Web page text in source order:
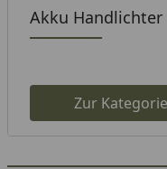
Akku Handlichter
Zur Kategorie